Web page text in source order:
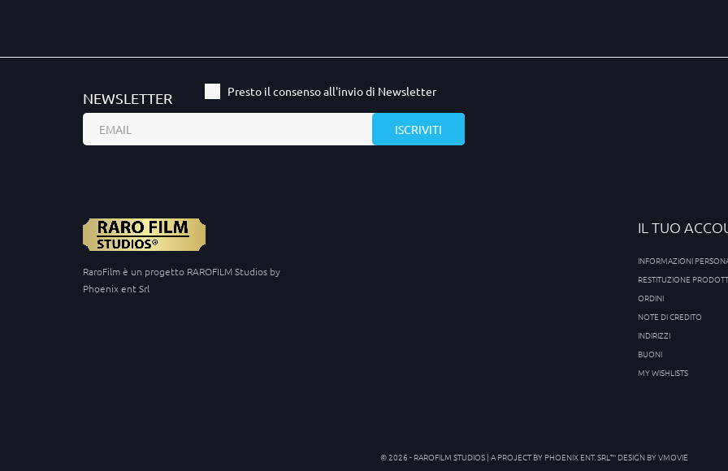
NEWSLETTER Presto il consenso all'invio di Newsletter
RaroFilm è un progetto RAROFILM Studios by
Phoenix ent Srl
IL TUO
INFORMAZIONI
RESTITUZIONE
ORDINI
NOTE DI CREDITO
INDIRIZZI
BUONI
MY WISHLISTS
© 2026 - RAROFILM STUDIOS | A PROJECT BY PHOENIX ENT. SRL™ DESIGN BYVMOVIE